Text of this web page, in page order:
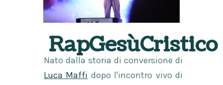
RapGesùCristico
Nato dalla storia di conversione di
Luca Maffi dopo l'incontro vivo di